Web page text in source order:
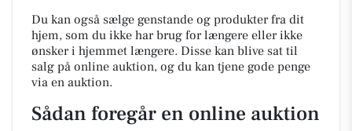
Du kan også sælge genstande og produkter fra dit
hjem, som du ikke har brug for længere eller ikke
ønsker i hjemmet længere. Disse kan blive sat til
salg på online auktion, og du kan tjene gode penge
via en auktion.
Sådan foregår en online auktion